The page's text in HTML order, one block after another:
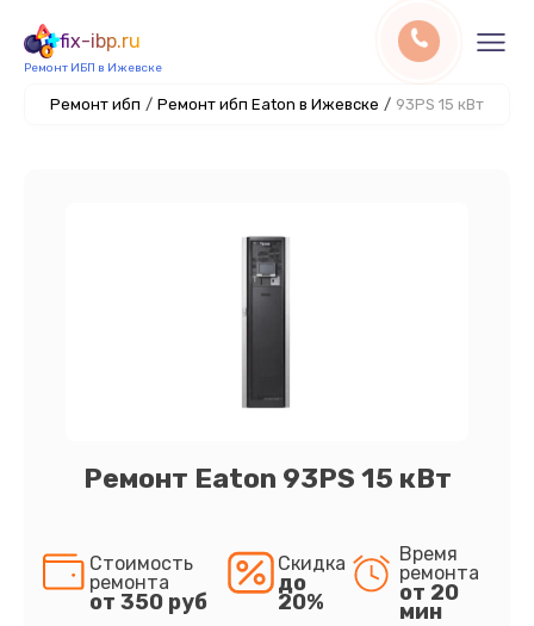
fix-ibp.ru
Ремонт ИБП в Ижевске
Ремонт ибп / Ремонт ибп Eaton в Ижевске / 93PS 15 кВт
Ремонт Eaton 93PS 15 кВт
Стоимость
ремонта
от 350 руб
Скидка
до
20%
Время
ремонта
от 20
мин